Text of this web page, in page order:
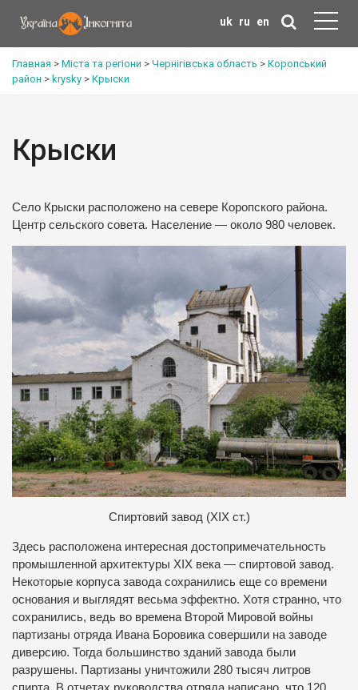
uk ru en
Главная > Міста та регіони > Чернігівська область > Коропський
район > krysky > Крыски
Крыски
Село Крыски расположено на севере Коропского района.
Центр сельского совета. Население — около 980 человек.
Спиртовий завод (ХІХ ст.)
Здесь расположена интересная достопримечательность
промышленной архитектуры XIX века — спиртовой завод.
Некоторые корпуса завода сохранились еще со времени
основания и выглядят весьма эффектно. Хотя странно, что
сохранились, ведь во времена Второй Мировой войны
партизаны отряда Ивана Боровика совершили на заводе
диверсию. Тогда большинство зданий завода были
разрушены. Партизаны уничтожили 280 тысяч литров